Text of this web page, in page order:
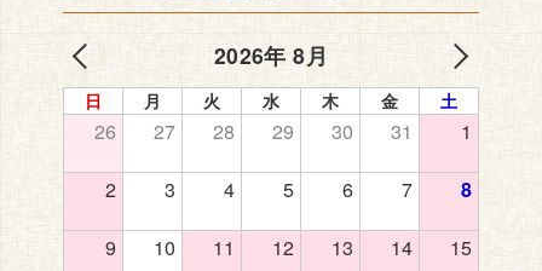
2026年 8月
日 月 火 水 木 金 土
26 27 28 29 30 31 1
2 3 4 5 6 7 8
9 10 11 12 13 14 15